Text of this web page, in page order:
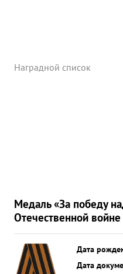
Наградной список
Медаль «За победу
Отечественной
Дата
Дата